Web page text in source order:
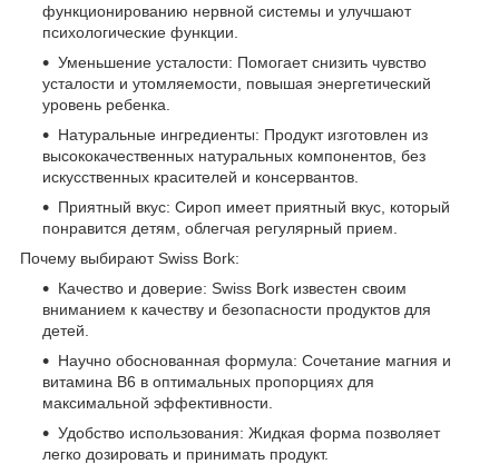
функционированию нервной системы и улучшают
психологические функции.
Уменьшение усталости: Помогает снизить чувство
усталости и утомляемости, повышая энергетический
уровень ребенка.
Натуральные ингредиенты: Продукт изготовлен из
высококачественных натуральных компонентов, без
искусственных красителей и консервантов.
Приятный вкус: Сироп имеет приятный вкус, который
понравится детям, облегчая регулярный прием.
Почему выбирают Swiss Bork:
Качество и доверие: Swiss Bork известен своим
вниманием к качеству и безопасности продуктов для
детей.
Научно обоснованная формула: Сочетание магния и
витамина B6 в оптимальных пропорциях для
максимальной эффективности.
Удобство использования: Жидкая форма позволяет
легко дозировать и принимать продукт.